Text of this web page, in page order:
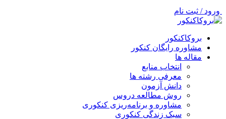
ورود / ثبت نام
بروکاکنکور
مشاوره رایگان کنکور
مقاله ها
انتخاب منابع
معرفی رشته ها
دانش آزمون
روش مطالعه دروس
مشاوره و برنامه‌ریزی کنکوری
سبک زندگی کنکوری